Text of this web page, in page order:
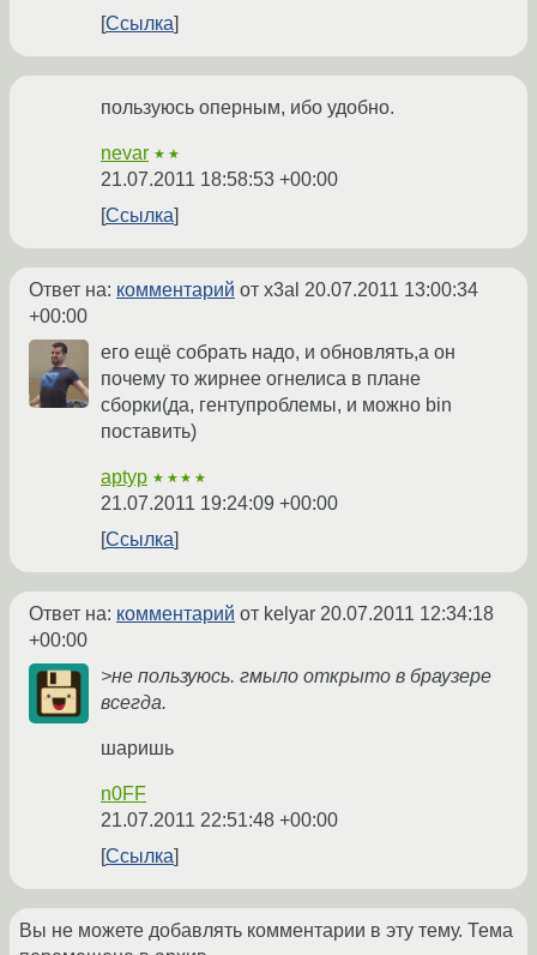
Ссылка
пользуюсь оперным, ибо удобно.
nevar ★★
21.07.2011 18:58:53 +00:00
Ссылка
Ответ на: комментарий от x3al 20.07.2011 13:00:34
+00:00
его ещё собрать надо, и обновлять,а он
почему то жирнее огнелиса в плане
сборки(да, гентупроблемы, и можно bin
поставить)
aptyp ★★★★
21.07.2011 19:24:09 +00:00
Ссылка
Ответ на: комментарий от kelyar 20.07.2011 12:34:18
+00:00
>не пользуюсь. гмыло открыто в браузере
всегда.
шаришь
n0FF
21.07.2011 22:51:48 +00:00
Ссылка
Вы не можете добавлять комментарии в эту тему. Тема